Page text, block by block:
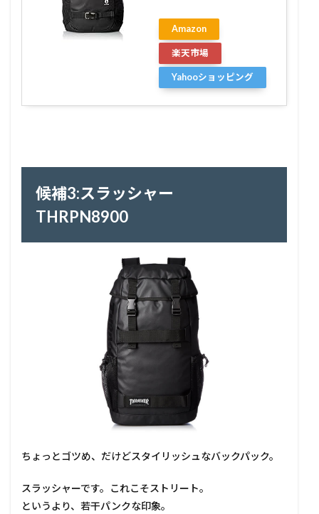
Amazon
楽天市場
Yahooショッピング
候補3:スラッシャー
THRPN8900
ちょっとゴツめ、だけどスタイリッシュなバックパック。
スラッシャーです。これこそストリート。
というより、若干パンクな印象。